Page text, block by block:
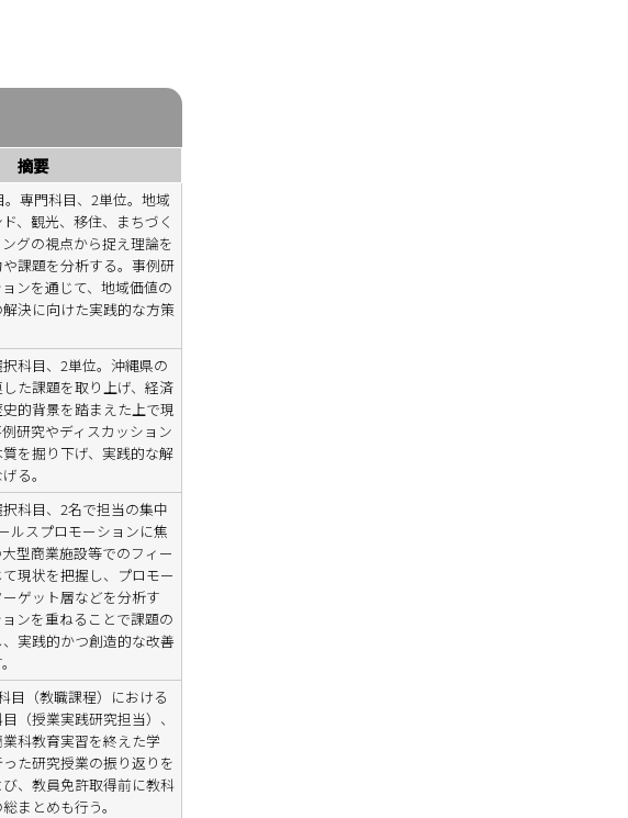
摘要
専門科目、2単位。地域
、観光、移住、まちづく
グの視点から捉え理論を
課題を分析する。事例研
ンを通じて、地域価値の
決に向けた実践的な方策
科目、2単位。沖縄県の
た課題を取り上げ、経済
的背景を踏まえた上で現
研究やディスカッション
を掘り下げ、実践的な解
る。
科目、2名で担当の集中
ルスプロモーションに焦
型商業施設等でのフィー
現状を把握し、プロモー
ゲット層などを分析す
ンを重ねることで課題の
実践的かつ創造的な改善
目（教職課程）における
（授業実践研究担当）、
科教育実習を終えた学
た研究授業の振り返りを
、教員免許取得前に教科
まとめも行う。